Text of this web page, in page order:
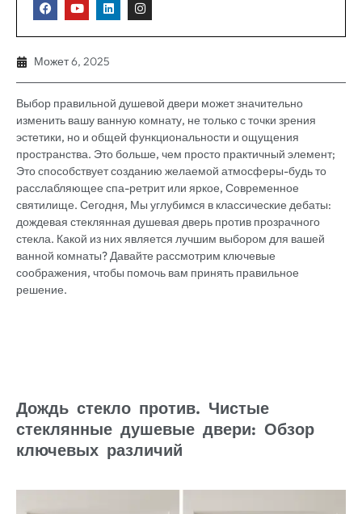
Может 6, 2025
Выбор правильной душевой двери может значительно
изменить вашу ванную комнату, не только с точки зрения
эстетики, но и общей функциональности и ощущения
пространства. Это больше, чем просто практичный элемент;
Это способствует созданию желаемой атмосферы-будь то
расслабляющее спа-ретрит или яркое, Современное
святилище. Сегодня, Мы углубимся в классические дебаты:
дождевая стеклянная душевая дверь против прозрачного
стекла. Какой из них является лучшим выбором для вашей
ванной комнаты? Давайте рассмотрим ключевые
соображения, чтобы помочь вам принять правильное
решение.
Дождь стекло против. Чистые
стеклянные душевые двери: Обзор
ключевых различий